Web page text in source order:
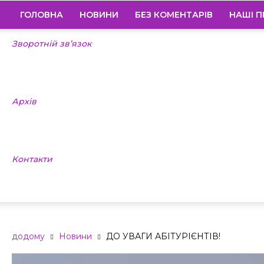
ГОЛОВНА НОВИНИ БЕЗ КОМЕНТАРІВ НАШІ
Зворотній зв’язок
Архів
Контакти
додому Новини ДО УВАГИ АБІТУРІЄНТІВ!